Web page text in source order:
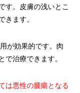
す。皮膚の浅いとこ
きます。
が効果的です。肉
で治療できます。
は悪性の腫瘍となる